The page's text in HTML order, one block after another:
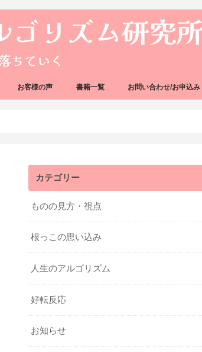
お客様の声 書籍一覧 お問い合わせ/お申込み
カテゴリー
ものの見方・視点
根っこの思い込み
人生のアルゴリズム
好転反応
お知らせ